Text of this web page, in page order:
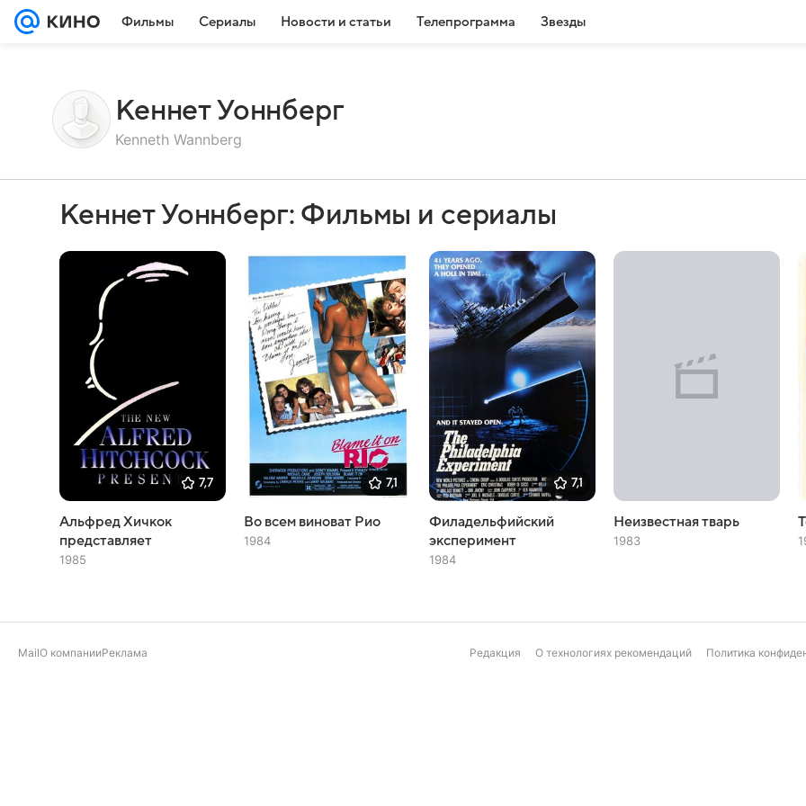
Фильмы Сериалы Новости и статьи Телепрограмма Звезды
Кеннет Уоннберг
Kenneth Wannberg
Кеннет Уоннберг: Фильмы и сериалы
7,7
Альфред Хичкок
представляет
1985
7,1
Во всем виноват Рио
1984
7,1
Филадельфийский
эксперимент
1984
Неизвестная тварь
1983
MailО компанииРеклама Редакция О технологиях рекомендаций Политика